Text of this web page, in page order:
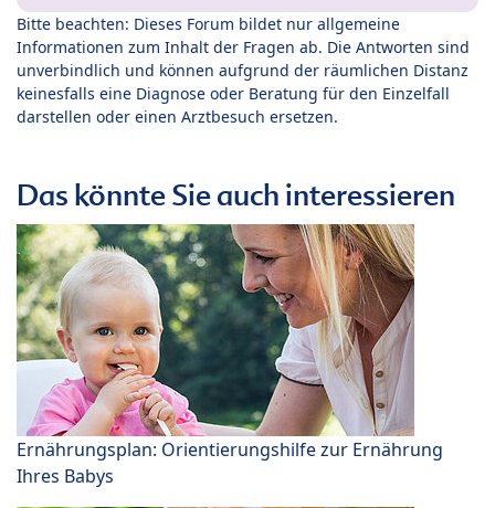
Bitte beachten: Dieses Forum bildet nur allgemeine
Informationen zum Inhalt der Fragen ab. Die Antworten sind
unverbindlich und können aufgrund der räumlichen Distanz
keinesfalls eine Diagnose oder Beratung für den Einzelfall
darstellen oder einen Arztbesuch ersetzen.
Das könnte Sie auch interessieren
Ernährungsplan: Orientierungshilfe zur Ernährung
Ihres Babys